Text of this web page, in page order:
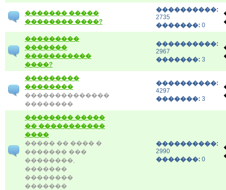
������� �����
�������� ����?
����������:
2735
�������: 0
���������
�������
�����������
����?
����������:
2967
�������: 3
���������
��������
��������������
��������
����������:
4297
�������: 3
�������� �����
�� �����������
����
����� �� ���� �
������� ���
��������,
�������
��������
�������
����������:
2990
�������: 0